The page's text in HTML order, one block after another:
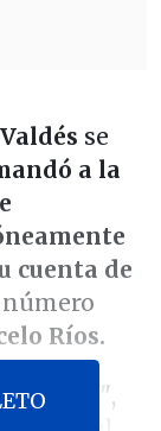
se
a la
cuenta de
Ríos.
chucha",